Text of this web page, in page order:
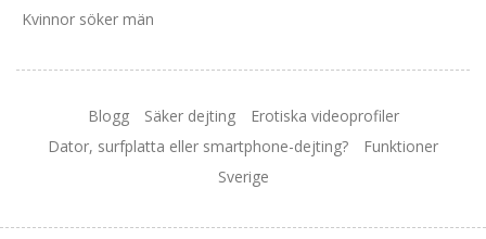
Kvinnor söker män
Blogg Säker dejting
Erotiska videoprofiler
Dator, surfplatta eller smartphone-dejting?
Funktioner
Sverige